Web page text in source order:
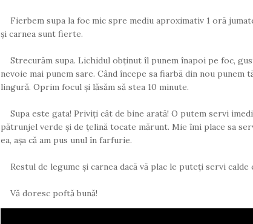
Fierbem supa la foc mic spre mediu aproximativ 1 oră
și carnea sunt fierte.
Strecurăm supa. Lichidul obținut îl punem înapoi pe foc,
nevoie mai punem sare. Când începe sa fiarbă din nou punem
lingură. Oprim focul și lăsăm să stea 10 minute.
Supa este gata! Priviți cât de bine arată! O putem servi
pătrunjel verde și de țelină tocate mărunt. Mie îmi place sa
ea, așa că am pus unul în farfurie.
Restul de legume și carnea dacă vă plac le puteți servi calde
Vă doresc poftă bună!